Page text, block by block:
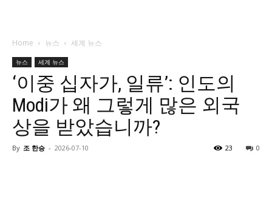
Home 뉴스 세계 뉴스
뉴스 세계 뉴스
‘이중 십자가, 일류’: 인도의
Modi가 왜 그렇게 많은 외국
상을 받았습니까?
By 조 한승 - 2026-07-10 0
23